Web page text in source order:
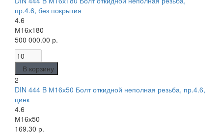
пр.4.6, без покрытия
4.6
М16х180
500 000.00 р.
В корзину
2
DIN 444 B М16х50 Болт откидной неполная резьба, пр.4.6,
цинк
4.6
М16х50
169.30 р.